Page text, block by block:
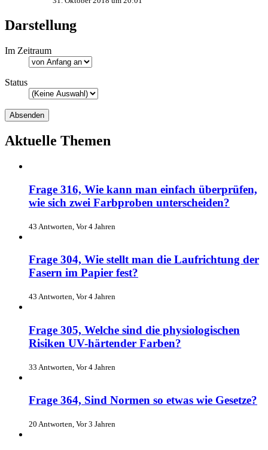
Darstellung
Im Zeitraum
Status
Aktuelle Themen
Frage 316, Wie kann man einfach überprüfen,
wie sich zwei Farbproben unterscheiden?
43 Antworten, Vor 4 Jahren
Frage 304, Wie stellt man die Laufrichtung der
Fasern im Papier fest?
43 Antworten, Vor 4 Jahren
Frage 305, Welche sind die physiologischen
Risiken UV-härtender Farben?
33 Antworten, Vor 4 Jahren
Frage 364, Sind Normen so etwas wie Gesetze?
20 Antworten, Vor 3 Jahren